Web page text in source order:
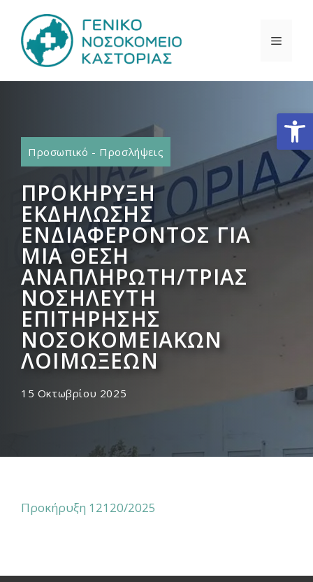
περιεχόμενο
Προσωπικό - Προσλήψεις
ΠΡΟΚΗΡΥΞΗ
ΕΚΔΗΛΩΣΗΣ
ΕΝΔΙΑΦΕΡΟΝΤΟΣ ΓΙΑ
ΜΙΑ ΘΕΣΗ
ΑΝΑΠΛΗΡΩΤΗ/ΤΡΙΑΣ
ΝΟΣΗΛΕΥΤΗ
ΕΠΙΤΗΡΗΣΗΣ
ΝΟΣΟΚΟΜΕΙΑΚΩΝ
ΛΟΙΜΩΞΕΩΝ
15 Οκτωβρίου 2025
Προκήρυξη 12120/2025